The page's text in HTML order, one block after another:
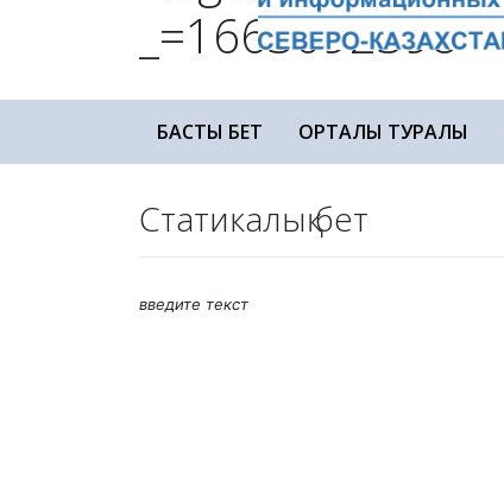
БАСТЫ БЕТ ОРТАЛЫҚ ТУРАЛЫ
Статикалық бет
введите текст